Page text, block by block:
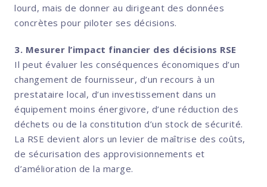
lourd, mais de donner au dirigeant des données
concrètes pour piloter ses décisions.
3. Mesurer l’impact financier des décisions RSE
Il peut évaluer les conséquences économiques d’un
changement de fournisseur, d’un recours à un
prestataire local, d’un investissement dans un
équipement moins énergivore, d’une réduction des
déchets ou de la constitution d’un stock de sécurité.
La RSE devient alors un levier de maîtrise des coûts,
de sécurisation des approvisionnements et
d’amélioration de la marge.